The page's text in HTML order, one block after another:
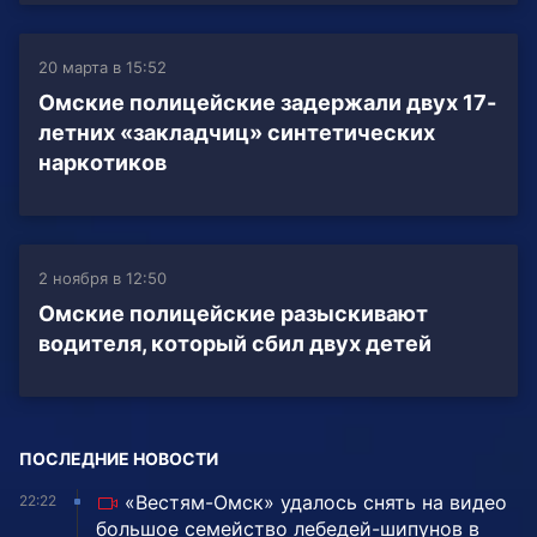
20 марта в 15:52
Омские полицейские задержали двух 17-
летних «закладчиц» синтетических
наркотиков
2 ноября в 12:50
Омские полицейские разыскивают
водителя, который сбил двух детей
ПОСЛЕДНИЕ НОВОСТИ
22:22
«Вестям-Омск» удалось снять на видео
большое семейство лебедей-шипунов в